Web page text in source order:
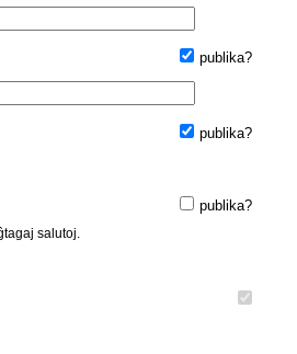
publika?
publika?
publika?
salutoj.